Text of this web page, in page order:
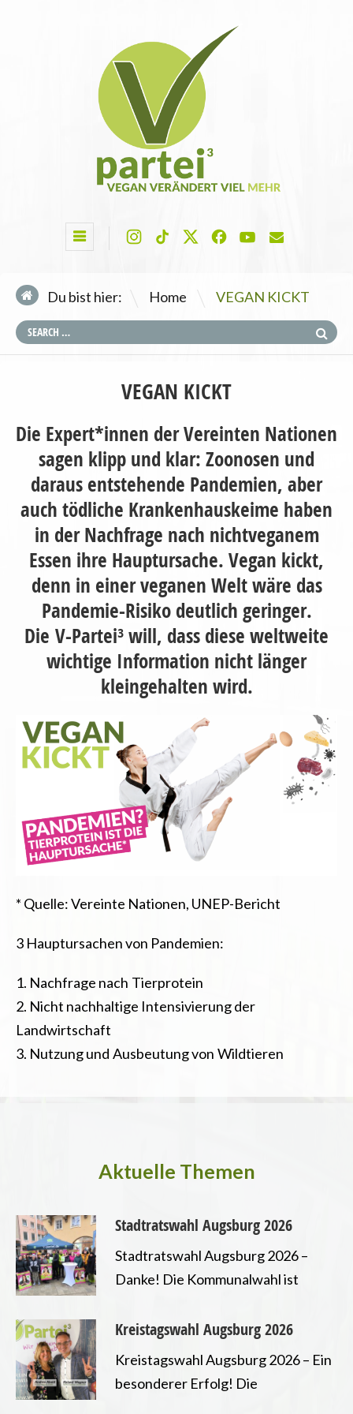
Du bist hier: Home \ VEGAN KICKT
VEGAN KICKT
Die Expert*innen der Vereinten Nationen
sagen klipp und klar: Zoonosen und
daraus entstehende Pandemien, aber
auch tödliche Krankenhauskeime haben
in der Nachfrage nach nichtveganem
Essen ihre Hauptursache. Vegan kickt,
denn in einer veganen Welt wäre das
Pandemie-Risiko deutlich geringer.
Die V-Partei³ will, dass diese weltweite
wichtige Information nicht länger
kleingehalten wird.
* Quelle: Vereinte Nationen, UNEP-Bericht
3 Hauptursachen von Pandemien:
1. Nachfrage nach Tierprotein
2. Nicht nachhaltige Intensivierung der
Landwirtschaft
3. Nutzung und Ausbeutung von Wildtieren
Aktuelle Themen
Stadtratswahl Augsburg 2026
Stadtratswahl Augsburg 2026 –
Danke! Die Kommunalwahl ist
sehr erneut ein Mandat im
Kreistagswahl Augsburg 2026
Kreistagswahl Augsburg 2026 – Ein
besonderer Erfolg! Die